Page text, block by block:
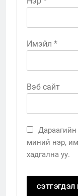
Имэйл *
Вэб сайт
Дараагийн
миний нэр,
хадгална уу.